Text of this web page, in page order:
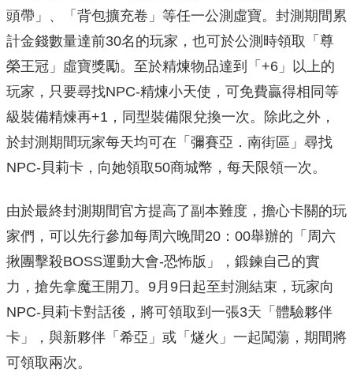
頭帶」、「背包擴充卷」等任一公測虛寶。封測期間累
計金錢數量達前30名的玩家，也可於公測時領取「尊
榮王冠」虛寶獎勵。至於精煉物品達到「+6」以上的
玩家，只要尋找NPC-精煉小天使，可免費贏得相同等
級裝備精煉再+1，同型裝備限兌換一次。除此之外，
於封測期間玩家每天均可在「彌賽亞．南街區」尋找
NPC-貝莉卡，向她領取50商城幣，每天限領一次。
由於最終封測期間官方提高了副本難度，擔心卡關的玩
家們，可以先行參加每周六晚間20：00舉辦的「周六
揪團擊殺BOSS運動大會-恐怖版」，鍛鍊自己的實
力，搶先拿魔王開刀。9月9日起至封測結束，玩家向
NPC-貝莉卡對話後，將可領取到一張3天「體驗夥伴
卡」，與新夥伴「希亞」或「燧火」一起闖蕩，期間將
可領取兩次。